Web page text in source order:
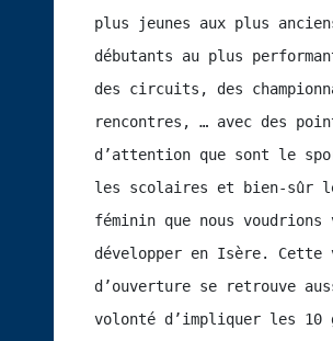
plus jeunes aux plus
débutants au plus
des circuits, des
rencontres, … avec des
d’attention que sont le
les scolaires et bien-sûr
féminin que nous
développer en Isère. Cette
d’ouverture se retrouve
volonté d’impliquer les